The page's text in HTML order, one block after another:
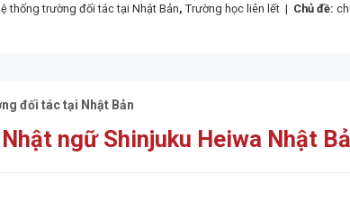
thống trường đối tác tại Nhật Bản, Trường học liên lết | Chủ đề:
đối tác tại Nhật Bản
ngữ Shinjuku Heiwa Nhật